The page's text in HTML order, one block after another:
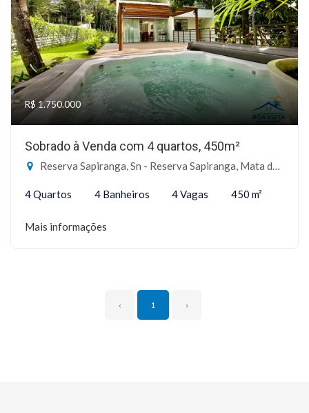
R$ 1.750.000
Sobrado à Venda com 4 quartos, 450m²
Reserva Sapiranga, Sn - Reserva Sapiranga, Mata de São João-BA
4 Quartos 4 Banheiros 4 Vagas 450 m²
Mais informações
‹ 1 ›